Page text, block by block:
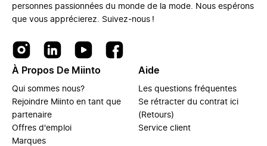
personnes passionnées du monde de la mode. Nous espérons
que vous apprécierez. Suivez-nous !
À Propos De Miinto
Qui sommes nous?
Rejoindre Miinto en tant que
partenaire
Offres d'emploi
Marques
Aide
Les questions fréquentes
Se rétracter du contrat ici
(Retours)
Service client